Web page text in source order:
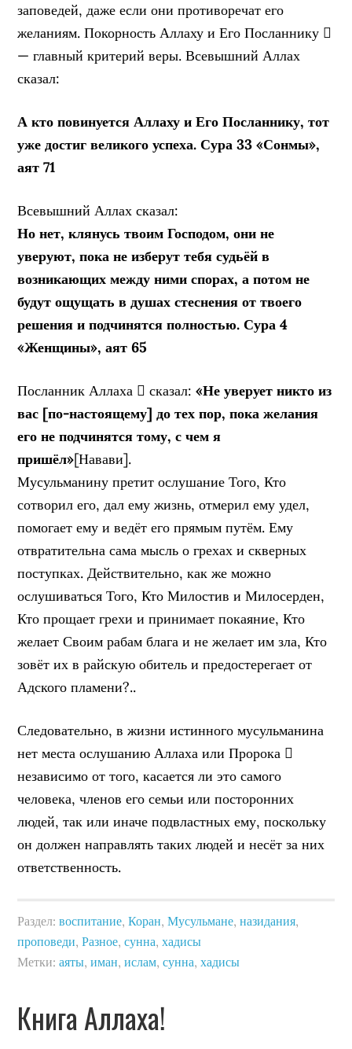
заповедей, даже если они противоречат его
желаниям. Покорность Аллаху и Его Посланнику 
— главный критерий веры. Всевышний Аллах
сказал:
А кто повинуется Аллаху и Его Посланнику, тот
уже достиг великого успеха. Сура 33 «Сонмы»,
аят 71
Всевышний Аллах сказал:
Но нет, клянусь твоим Господом, они не
уверуют, пока не изберут тебя судьёй в
возникающих между ними спорах, а потом не
будут ощущать в душах стеснения от твоего
решения и подчинятся полностью. Сура 4
«Женщины», аят 65
Посланник Аллаха  сказал: «Не уверует никто из
вас [по-настоящему] до тех пор, пока желания
его не подчинятся тому, с чем я
пришёл»[Навави].
Мусульманину претит ослушание Того, Кто
сотворил его, дал ему жизнь, отмерил ему удел,
помогает ему и ведёт его прямым путём. Ему
отвратительна сама мысль о грехах и скверных
поступках. Действительно, как же можно
ослушиваться Того, Кто Милостив и Милосерден,
Кто прощает грехи и принимает покаяние, Кто
желает Своим рабам блага и не желает им зла, Кто
зовёт их в райскую обитель и предостерегает от
Адского пламени?..
Следовательно, в жизни истинного мусульманина
нет места ослушанию Аллаха или Пророка 
независимо от того, касается ли это самого
человека, членов его семьи или посторонних
людей, так или иначе подвластных ему, поскольку
он должен направлять таких людей и несёт за них
ответственность.
Раздел:воспитание,Коран,Мусульмане,назидания,
проповеди,Разное,сунна,хадисы
Метки:аяты,иман,ислам,сунна,хадисы
Книга Аллаха!